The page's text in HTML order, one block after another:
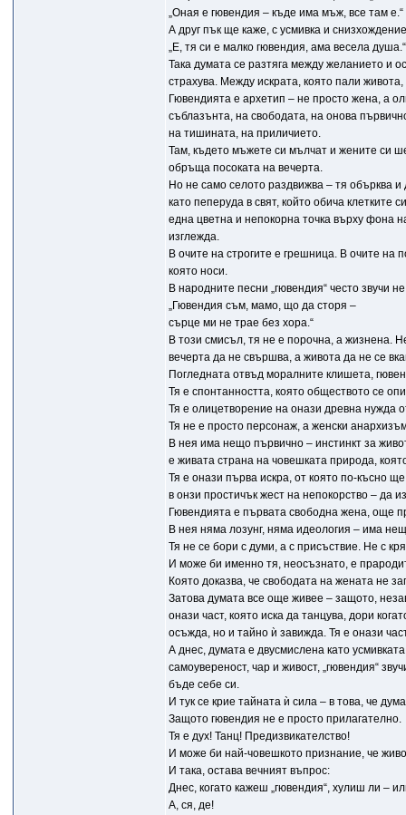
„Оная е гювендия – къде има мъж, все там е.“
А друг пък ще каже, с усмивка и
„Е, тя си е малко гювендия, ама весела душа.“
Така думата се разтяга между желанието и
страхува. Между искрата, която пали
Гювендията е архетип – не просто жена, а
съблазънта, на свободата, на онова
на тишината, на приличието.
Там, където мъжете си мълчат и жените си
обръща посоката на вечерта.
Но не само селото раздвижва – тя обърква
като пеперуда в свят, който обича клетките
една цветна и непокорна точка върху фона
изглежда.
В очите на строгите е грешница. В очите на
която носи.
В народните песни „гювендия“ често звучи
„Гювендия съм, мамо, що да сторя –
сърце ми не трае без хора.“
В този смисъл, тя не е порочна, а жизнена.
вечерта да не свършва, а живота да не се
Погледната отвъд моралните клишета,
Тя е спонтанността, която обществото се
Тя е олицетворение на онази древна нужда
Тя не е просто персонаж, а женски
В нея има нещо първично – инстинкт за
е живата страна на човешката природа,
Тя е онази първа искра, от която по-късно
в онзи простичък жест на непокорство – да
Гювендията е първата свободна жена, още
В нея няма лозунг, няма идеология – има
Тя не се бори с думи, а с присъствие. Не с
И може би именно тя, неосъзнато, е
Която доказва, че свободата на жената не
Затова думата все още живее – защото,
онази част, която иска да танцува, дори
осъжда, но и тайно ѝ завижда. Тя е онази
А днес, думата е двусмислена като
самоувереност, чар и живост, „гювендия“
бъде себе си.
И тук се крие тайната ѝ сила – в това, че
Защото гювендия не е просто прилагателно.
Тя е дух! Танц! Предизвикателство!
И може би най-човешкото признание, че
И така, остава вечният въпрос:
Днес, когато кажеш „гювендия“, хулиш ли –
А, ся, де!